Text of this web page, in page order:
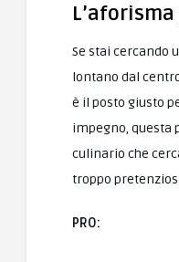
Se stai cercando
lontano dal
è il posto giusto
impegno, questa
culinario che
troppo
PRO: